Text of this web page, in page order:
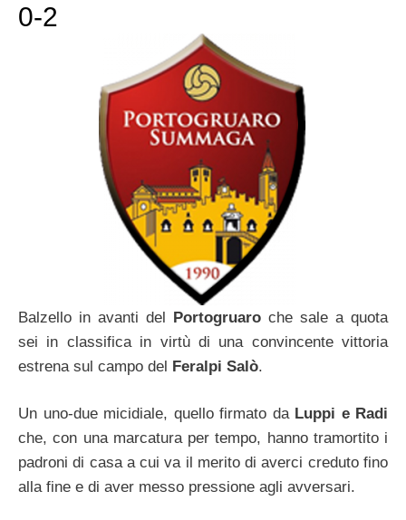
0-2
Balzello in avanti del Portogruaro che sale a quota
sei in classifica in virtù di una convincente vittoria
estrena sul campo del Feralpi Salò.
Un uno-due micidiale, quello firmato daLuppi e Radi
che, con una marcatura per tempo, hanno tramortito i
padroni di casa a cui va il merito di averci creduto fino
alla fine e di aver messo pressione agli avversari.